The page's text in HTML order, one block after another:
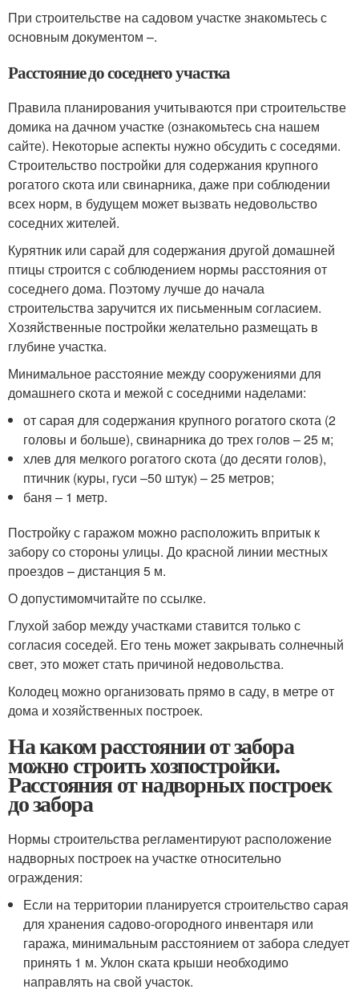
При строительстве на садовом участке знакомьтесь с
основным документом –.
Расстояние до соседнего участка
Правила планирования учитываются при строительстве
домика на дачном участке (ознакомьтесь сна нашем
сайте). Некоторые аспекты нужно обсудить с соседями.
Строительство постройки для содержания крупного
рогатого скота или свинарника, даже при соблюдении
всех норм, в будущем может вызвать недовольство
соседних жителей.
Курятник или сарай для содержания другой домашней
птицы строится с соблюдением нормы расстояния от
соседнего дома. Поэтому лучше до начала
строительства заручится их письменным согласием.
Хозяйственные постройки желательно размещать в
глубине участка.
Минимальное расстояние между сооружениями для
домашнего скота и межой с соседними наделами:
от сарая для содержания крупного рогатого скота (2
головы и больше), свинарника до трех голов – 25 м;
хлев для мелкого рогатого скота (до десяти голов),
птичник (куры, гуси –50 штук) – 25 метров;
баня – 1 метр.
Постройку с гаражом можно расположить впритык к
забору со стороны улицы. До красной линии местных
проездов – дистанция 5 м.
О допустимомчитайте по ссылке.
Глухой забор между участками ставится только с
согласия соседей. Его тень может закрывать солнечный
свет, это может стать причиной недовольства.
Колодец можно организовать прямо в саду, в метре от
дома и хозяйственных построек.
На каком расстоянии от забора
можно строить хозпостройки.
Расстояния от надворных построек
до забора
Нормы строительства регламентируют расположение
надворных построек на участке относительно
ограждения:
Если на территории планируется строительство сарая
для хранения садово-огородного инвентаря или
гаража, минимальным расстоянием от забора следует
принять 1 м. Уклон ската крыши необходимо
направлять на свой участок.